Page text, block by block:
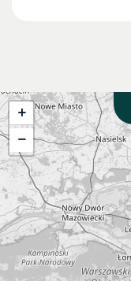
+
−